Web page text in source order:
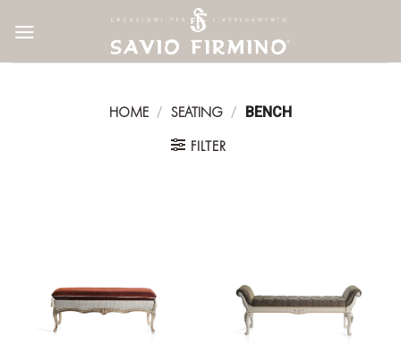
HOME / SEATING / BENCH
FILTER